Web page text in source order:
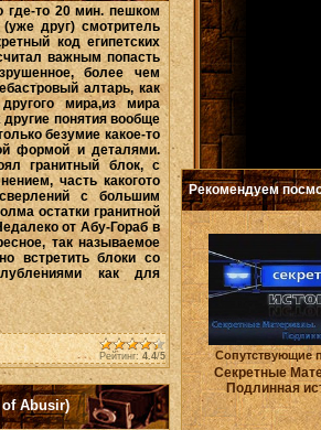
где-то 20 мин. пешком
друг) смотритель
код египетских
важным попасть
более чем
алтарь, как
мира,из мира
другие понятия вообще
безумие какое-то
формой и деталями.
гранитный блок, с
часть какогото
с большим
остатки гранитной
от Абу-Гораб в
так называемое
встретить блоки со
как для
Рейтинг: 4.4/5
Abusir)
Рекомендуем
Сопутствующие
Секретные
Подлинная